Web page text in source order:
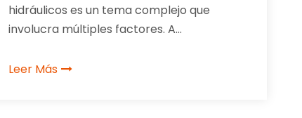
hidráulicos es un tema complejo que
involucra múltiples factores. A
detallado de las causas del agrietamiento
Leer Más